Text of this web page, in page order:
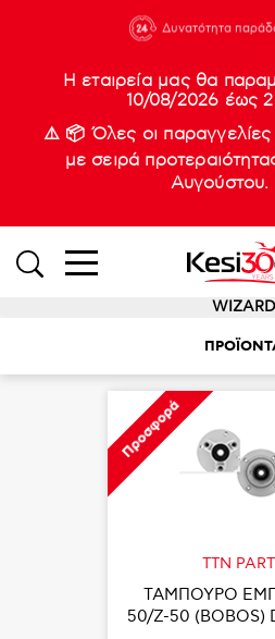
933
Δυνατότητα
Νέες
Η εταιρεία μας θα
10/08/2026 έως
⚠️ 📦 Όλες οι
με σειρά
WIZARD
Προσφορά
TTN
ΤΑΜΠΟΥΡΟ
50/Z-50 (BOBOS)